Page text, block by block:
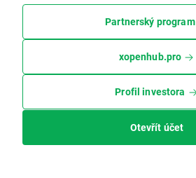
Partnerský program
xopenhub.pro
Profil investora
Otevřít účet